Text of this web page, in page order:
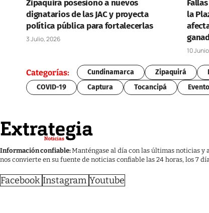
Zipaquirá posesionó a nuevos
dignatarios de las JAC y proyecta
política pública para fortalecerlas
3 Julio, 2026
la
10
Categorías: Cundinamarca Zipaquirá
COVID-19
Captura Tocancipá Evento
Información confiable:Manténgase al día con las últimas noticias
nos convierte en su fuente de noticias confiable las 24 horas, los 7
Facebook Instagram Youtube